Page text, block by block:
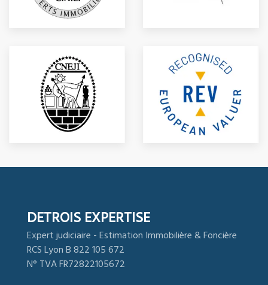
DETROIS EXPERTISE
Expert judiciaire - Estimation Immobilière & Foncière
RCS Lyon B 822 105 672
N° TVA FR72822105672